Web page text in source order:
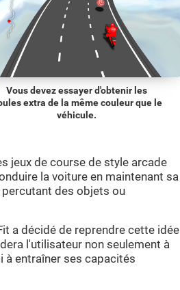
Vous devez essayer d'obtenir les
extra de la même couleur que le
véhicule.
jeux de course de style arcade
la voiture en maintenant sa
des objets ou
a décidé de reprendre cette idée
l'utilisateur non seulement à
à entraîner ses capacités